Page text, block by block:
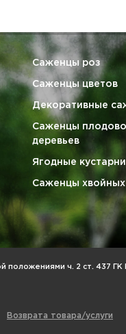
Саженцы роз
Саженцы цветов
Декоративные
Саженцы
деревьев
Ягодные
Саженцы хвойных
положениями ч. 2 ст. 437 ГК
Возврата товара/услуги